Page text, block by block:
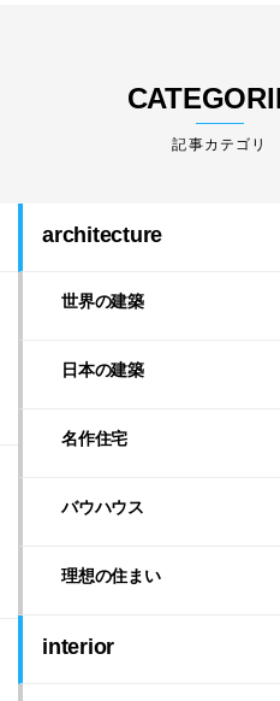
architecture
世界の建築
日本の建築
名作住宅
バウハウス
理想の住まい
interior